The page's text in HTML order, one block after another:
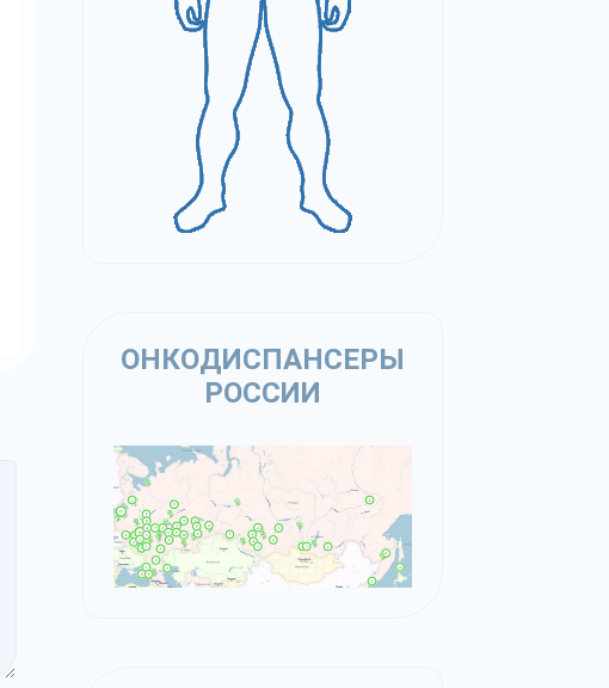
ОНКОДИСПАНСЕРЫ
РОССИИ